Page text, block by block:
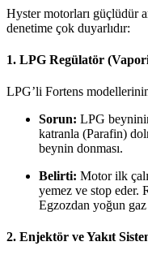
Hyster motorları güçlüdür
denetime çok duyarlıdır:
1. LPG Regülatör
LPG’li Fortens
Sorun: LPG
katranla (Parafin)
beynin donması.
Belirti: Motor ilk
yemez ve stop eder.
Egzozdan yoğun
2. Enjektör ve Yakıt